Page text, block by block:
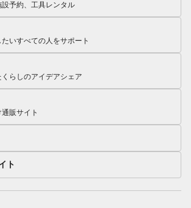
予約、工具レンタル
いすべての人をサポート
らしのアイデアシェア
販サイト
ト